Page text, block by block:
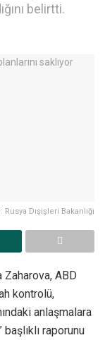
belirtti.
Rusya Dışişleri Bakanlığı
Zaharova, ABD
kontrolü,
anlaşmalara
raporunu